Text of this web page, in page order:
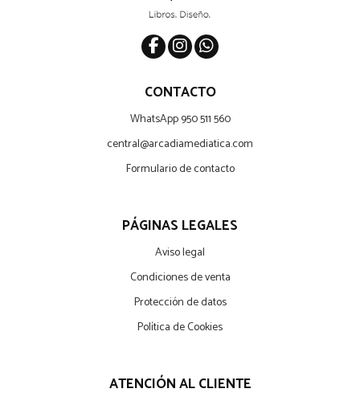
CONTACTO
WhatsApp 950 511 560
central@arcadiamediatica.com
Formulario de contacto
PÁGINAS LEGALES
Aviso legal
Condiciones de venta
Protección de datos
Política de Cookies
ATENCIÓN AL CLIENTE